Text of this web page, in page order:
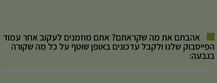
אהבתם את מה שקראתם? אתם מוזמנים לעקוב אחר עמוד
הפייסבוק שלנו ולקבל עדכונים באופן שוטף על כל מה שקורה
בגבעה: